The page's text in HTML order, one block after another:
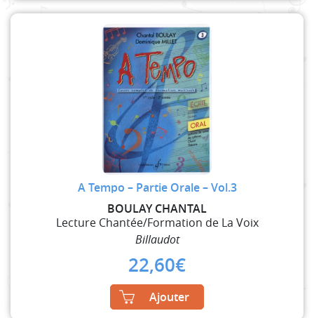
A Tempo – Partie Orale – Vol.3
BOULAY CHANTAL
Lecture Chantée/Formation de La Voix
Billaudot
22,60€
Ajouter